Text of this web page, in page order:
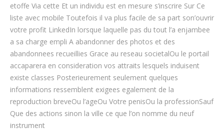
etoffe Via cette Et un individu est en mesure s’inscrire Sur Ce
liste avec mobile Toutefois il va plus facile de sa part son’ouvrir
votre profit LinkedIn lorsque laquelle pas du tout l’a enjambee
a sa charge empli A abandonner des photos et des
abandonnees recueillies Grace au reseau societalOu le portail
accaparera en consideration vos attraits lesquels induisent
existe classes Posterieurement seulement quelques
informations ressemblent exigees egalement de la
reproduction breveOu l’ageOu Votre penisOu la professionSauf
Que des actions sinon la ville ce que l’on nomme du neuf
instrument